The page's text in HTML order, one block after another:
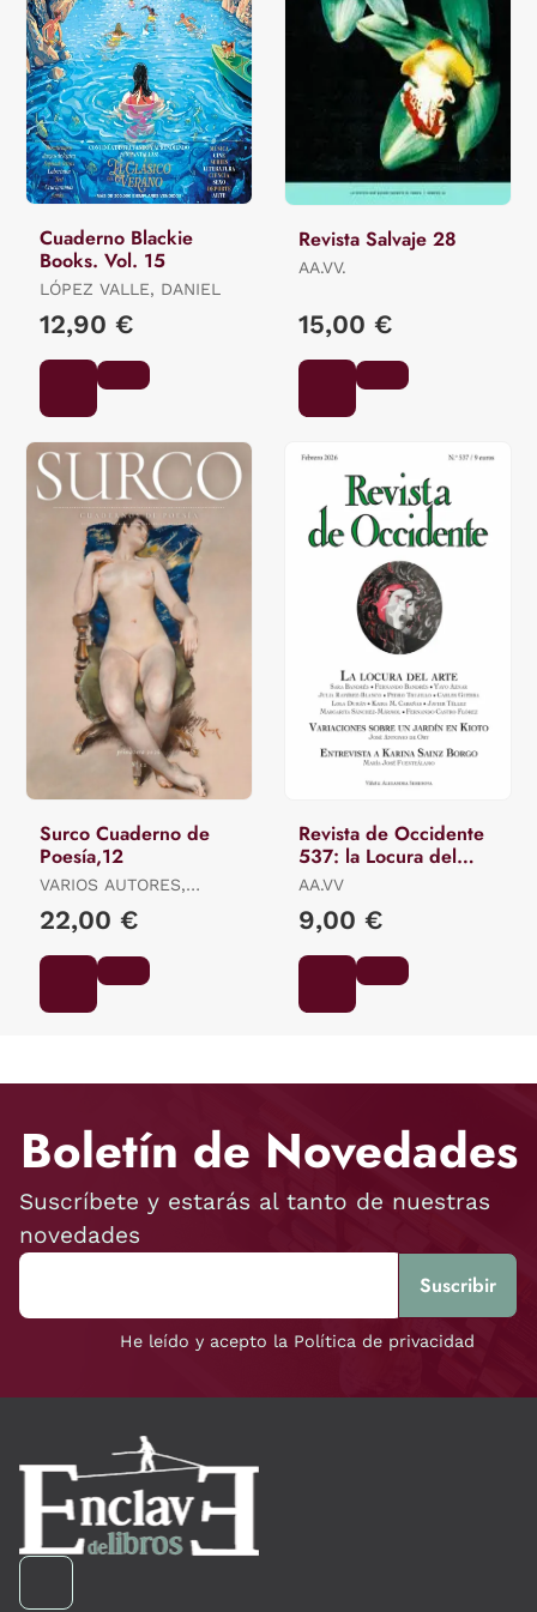
Cuaderno Blackie
Books. Vol. 15
LÓPEZ VALLE, DANIEL
12,90 €
Revista Salvaje 28
AA.VV.
15,00 €
Surco Cuaderno de
Poesía,12
VARIOS AUTORES,
22,00 €
Revista de Occidente
537: la Locura del
Arte
AA.VV
9,00 €
Boletín de Novedades
Suscríbete y estarás al tanto de nuestras
novedades
He leído y acepto la Política de privacidad